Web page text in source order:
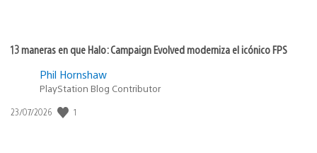
13 maneras en que Halo: Campaign Evolved moderniza el icónico FPS
Phil Hornshaw
PlayStation Blog Contributor
Fecha
23/07/2026 1